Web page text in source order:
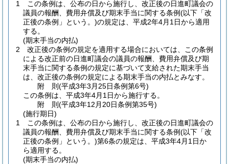
1
この条例は、公布の日から施行し、改正後の日進町議会の
議員の報酬、費用弁償及び期末手当に関する条例(以下「改
正後の条例」という。)の規定は、平成2年4月1日から適用
する。
(期末手当の内払)
2
改正後の条例の規定を適用する場合においては、この条例
による改正前の日進町議会の議員の報酬、費用弁償及び期
末手当に関する条例の規定に基づいて支給された期末手当
は、改正後の条例の規定による期末手当の内払とみなす。
附 則(平成3年3月25日条例第6号)
この条例は、平成3年4月1日から施行する。
附 則(平成3年12月20日条例第35号)
(施行期日)
1
この条例は、公布の日から施行し、改正後の日進町議会の
議員の報酬、費用弁償及び期末手当に関する条例(以下「改
正後の条例」という。)第6条の規定は、平成3年4月1日か
ら適用する。
(期末手当の内払)